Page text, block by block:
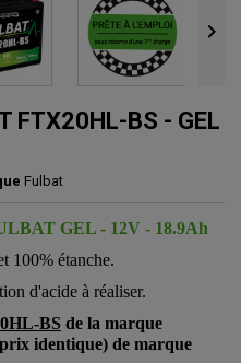

FTX20HL-BS - GEL
Fulbat
GEL - 12V - 18.9Ah
100% étanche.
d'acide à réaliser.
BS de la marque
identique) de marque